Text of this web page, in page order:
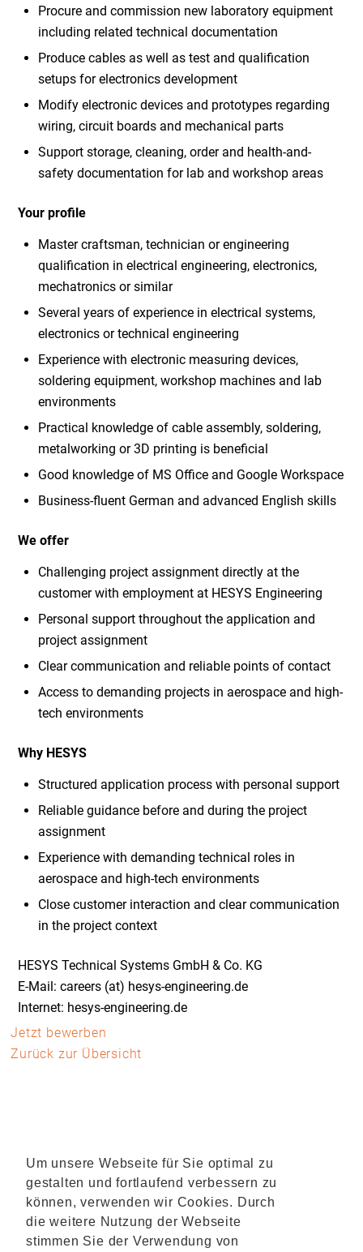
Um unsere Webseite für Sie optimal zu
gestalten und fortlaufend verbessern zu
können, verwenden wir Cookies. Durch
die weitere Nutzung der Webseite
stimmen Sie der Verwendung von
Procure and commission new laboratory equipment
including related technical documentation
Produce cables as well as test and qualification
setups for electronics development
Modify electronic devices and prototypes regarding
wiring, circuit boards and mechanical parts
Support storage, cleaning, order and health-and-
safety documentation for lab and workshop areas
Your profile
Master craftsman, technician or engineering
qualification in electrical engineering, electronics,
mechatronics or similar
Several years of experience in electrical systems,
electronics or technical engineering
Experience with electronic measuring devices,
soldering equipment, workshop machines and lab
environments
Practical knowledge of cable assembly, soldering,
metalworking or 3D printing is beneficial
Good knowledge of MS Office and Google Workspace
Business-fluent German and advanced English skills
We offer
Challenging project assignment directly at the
customer with employment at HESYS Engineering
Personal support throughout the application and
project assignment
Clear communication and reliable points of contact
Access to demanding projects in aerospace and high-
tech environments
Why HESYS
Structured application process with personal support
Reliable guidance before and during the project
assignment
Experience with demanding technical roles in
aerospace and high-tech environments
Close customer interaction and clear communication
in the project context
HESYS Technical Systems GmbH & Co. KG
E-Mail: careers (at) hesys-engineering.de
Internet: hesys-engineering.de
Jetzt bewerben
Zurück zur Übersicht